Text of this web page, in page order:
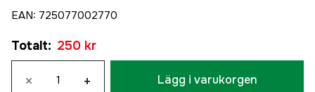
EAN: 725077002770
Totalt: 250 kr
× + Lägg i varukorgen